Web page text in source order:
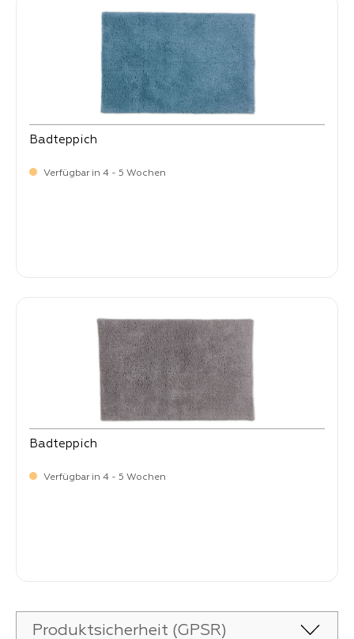
Badteppich
Verfügbar in 4 - 5 Wochen
Badteppich
Verfügbar in 4 - 5 Wochen
Produktsicherheit (GPSR)